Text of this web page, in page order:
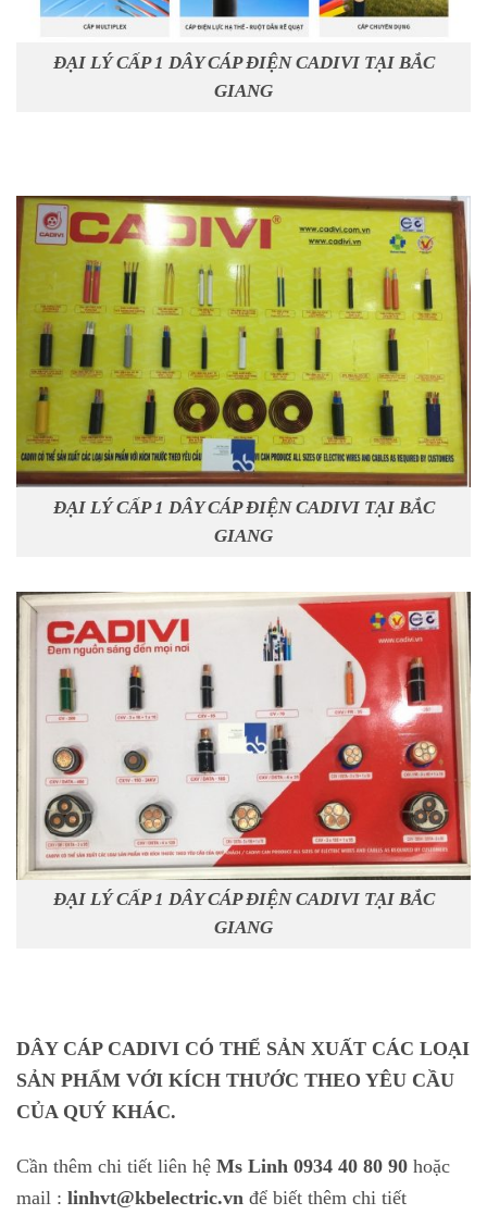
ĐẠI LÝ CẤP 1 DÂY CÁP ĐIỆN CADIVI TẠI BẮC
GIANG
ĐẠI LÝ CẤP 1 DÂY CÁP ĐIỆN CADIVI TẠI BẮC
GIANG
ĐẠI LÝ CẤP 1 DÂY CÁP ĐIỆN CADIVI TẠI BẮC
GIANG
DÂY CÁP CADIVI CÓ THỂ SẢN XUẤT CÁC LOẠI
SẢN PHẨM VỚI KÍCH THƯỚC THEO YÊU CẦU
CỦA QUÝ KHÁC.
Cần thêm chi tiết liên hệ Ms Linh 0934 40 80 90 hoặc
mail : linhvt@kbelectric.vn để biết thêm chi tiết